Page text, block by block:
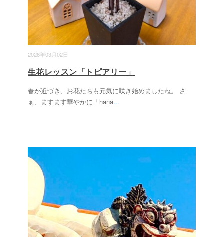
2026年03月02日
生花レッスン「トピアリー」
春が近づき、お花たちも元気に咲き始めましたね。 さ
ぁ、ますます華やかに「hana...